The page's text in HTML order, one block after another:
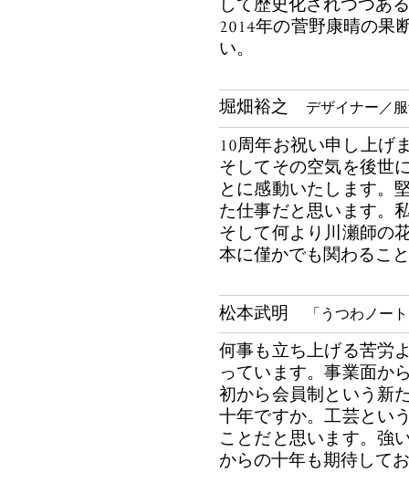
して歴史化されつつあ
2014年の菅野康晴の果
い。
堀畑裕之 デザイナー／
10周年お祝い申し上げ
そしてその空気を後世
とに感動いたします。
た仕事だと思います。
そして何より川瀬師の
本に僅かでも関わるこ
松本武明 「うつわノー
何事も立ち上げる苦労
っています。事業面か
初から会員制という新
十年ですか。工芸とい
ことだと思います。強
からの十年も期待して